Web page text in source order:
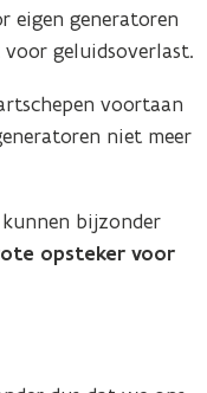
eigen generatoren
geluidsoverlast.
voortaan
niet meer
bijzonder
opsteker voor